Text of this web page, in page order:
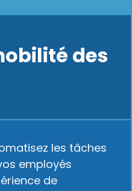
des
les tâches
employés
de